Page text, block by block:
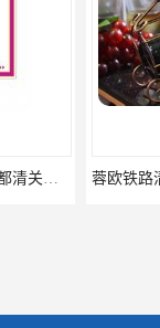
蓉欧铁路清关订柜公司，波兰德国蓉欧铁路门到门